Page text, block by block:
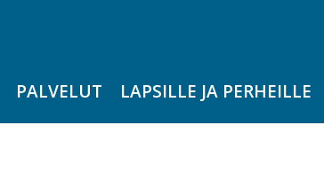
PALVELUT LAPSILLE JA PERHEILLE